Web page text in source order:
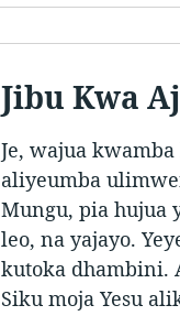
Jibu Kwa
Je, wajua
aliyeumba
Mungu, pia hujua
leo, na yajayo.
kutoka dhambini.
Siku moja Yesu